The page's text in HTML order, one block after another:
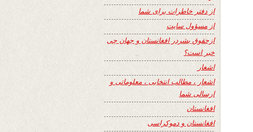
از دفتر خاطرات برای شما
از مسؤول سایت
ازحقوق بشردر افغانستان و جهان چی
خبر است؟
اشعار
اشعار ، مطالب انتخابی ، معلوماتی و
ارسالی شما
افغانستان
افغانستان و دموکراسی